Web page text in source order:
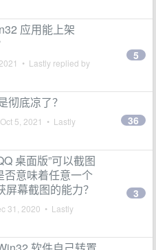
应用能上架
• Lastly replied by
5
彻底凉了？
Oct 5, 2021 • Lastly
36
桌面版”可以截图
否意味着任意一个
幕截图的能力？
31, 2020 • Lastly
3